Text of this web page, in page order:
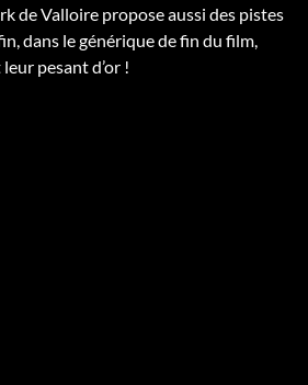
de Valloire propose aussi des pistes
dans le générique de fin du film,
pesant d’or !